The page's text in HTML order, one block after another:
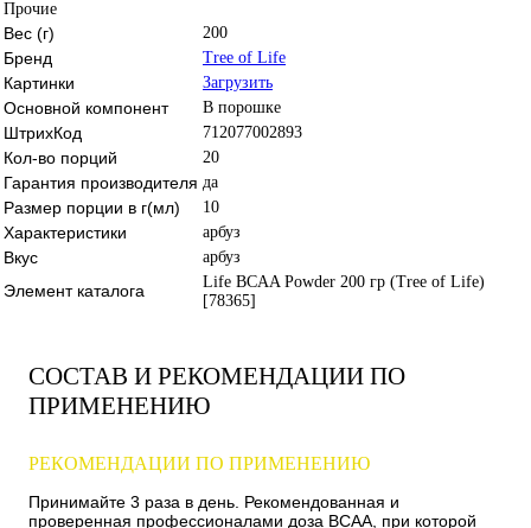
Прочие
Вес (г) 200
Бренд Tree of Life
Картинки Загрузить
Основной компонент В порошке
ШтрихКод 712077002893
Кол-во порций 20
Гарантия производителя да
Размер порции в г(мл) 10
Характеристики арбуз
Вкус арбуз
Элемент каталога
Life BCAA Powder 200 гр (Tree of Life)
[78365]
СОСТАВ И РЕКОМЕНДАЦИИ ПО
ПРИМЕНЕНИЮ
РЕКОМЕНДАЦИИ ПО ПРИМЕНЕНИЮ
Принимайте 3 раза в день. Рекомендованная и
проверенная профессионалами доза BCAA, при которой